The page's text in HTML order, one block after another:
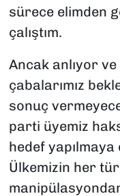
sürece elimden
çalıştım.
Ancak anlıyor
çabalarımız
sonuç
parti üyemiz
hedef
Ülkemizin her